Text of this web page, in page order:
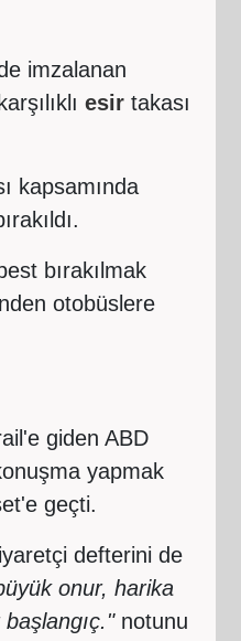
imzalanan
esirtakası
kapsamında
bırakılmak
otobüslere
giden ABD
yapmak
geçti.
defterini de
onur, harika
notunu